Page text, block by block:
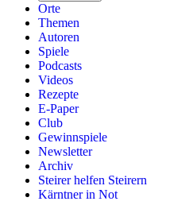
Orte
Themen
Autoren
Spiele
Podcasts
Videos
Rezepte
E-Paper
Club
Gewinnspiele
Newsletter
Archiv
Steirer helfen Steirern
Kärntner in Not